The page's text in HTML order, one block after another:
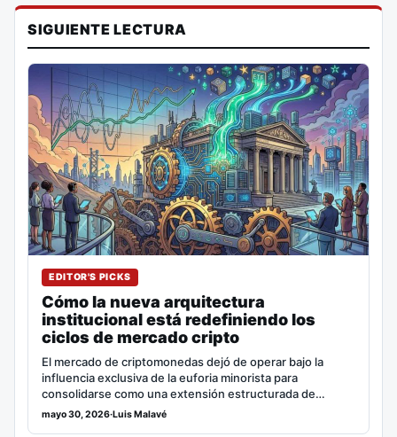
SIGUIENTE LECTURA
EDITOR'S PICKS
Cómo la nueva arquitectura
institucional está redefiniendo los
ciclos de mercado cripto
El mercado de criptomonedas dejó de operar bajo la
influencia exclusiva de la euforia minorista para
consolidarse como una extensión estructurada de…
mayo 30, 2026·Luis Malavé